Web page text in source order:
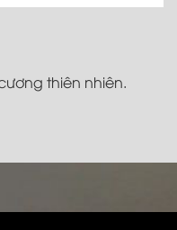
thiên nhiên.